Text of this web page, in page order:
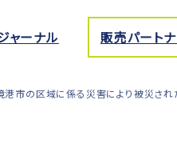
ャーナル 販売パート
市の区域に係る災害により被災され